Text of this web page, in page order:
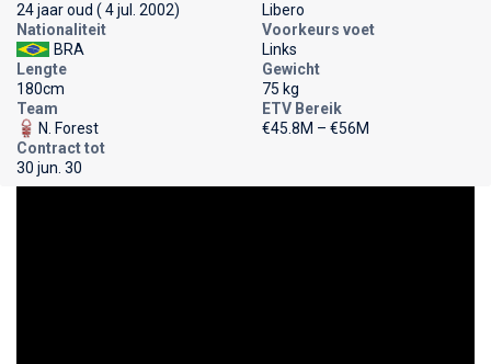
24 jaar oud ( 4 jul. 2002)
Libero
Nationaliteit
BRA
Voorkeurs voet
Links
Lengte
180cm
Gewicht
75 kg
Team
N. Forest
ETV Bereik
€45.8M – €56M
Contract tot
30 jun. 30